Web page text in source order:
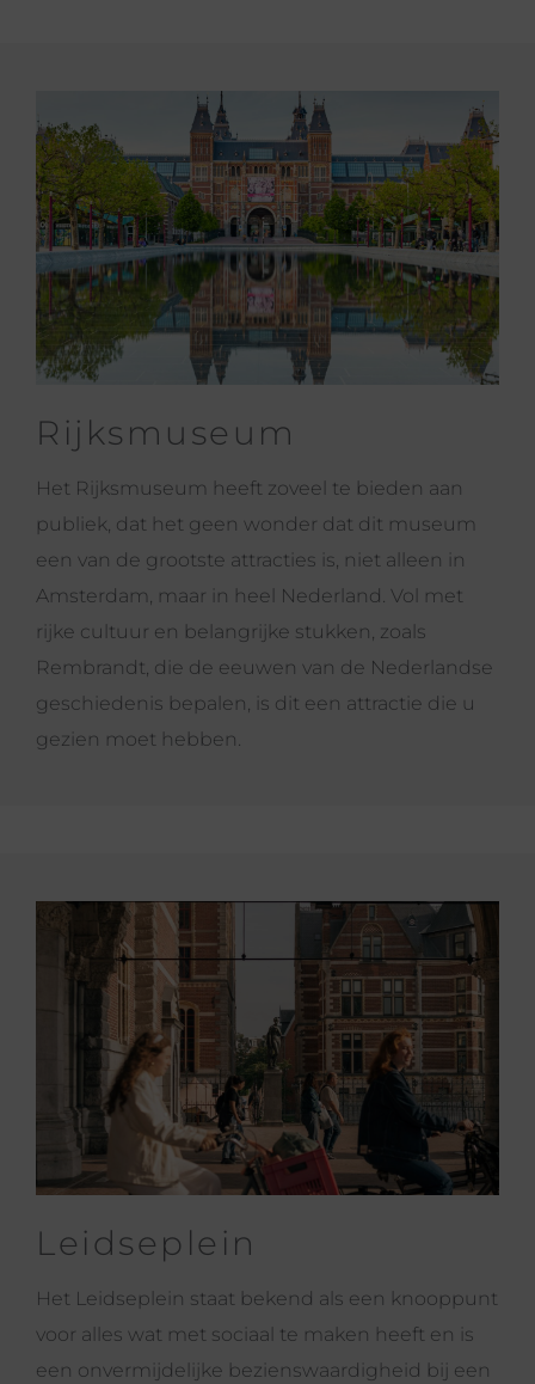
Rijksmuseum
Het Rijksmuseum heeft zoveel te bieden aan
publiek, dat het geen wonder dat dit museum
een van de grootste attracties is, niet alleen in
Amsterdam, maar in heel Nederland. Vol met
rijke cultuur en belangrijke stukken, zoals
Rembrandt, die de eeuwen van de Nederlandse
geschiedenis bepalen, is dit een attractie die u
gezien moet hebben.
Leidseplein
Het Leidseplein staat bekend als een knooppunt
voor alles wat met sociaal te maken heeft en is
een onvermijdelijke bezienswaardigheid bij een